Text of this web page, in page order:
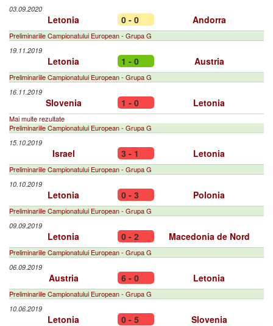
03.09.2020
Letonia 0 - 0 Andorra
Preliminariile Campionatului European - Grupa G
19.11.2019
Letonia 1 - 0 Austria
Preliminariile Campionatului European - Grupa G
16.11.2019
Slovenia 1 - 0 Letonia
Mai multe rezultate
Preliminariile Campionatului European - Grupa G
15.10.2019
Israel 3 - 1 Letonia
Preliminariile Campionatului European - Grupa G
10.10.2019
Letonia 0 - 3 Polonia
Preliminariile Campionatului European - Grupa G
09.09.2019
Letonia 0 - 2 Macedonia de Nord
Preliminariile Campionatului European - Grupa G
06.09.2019
Austria 6 - 0 Letonia
Preliminariile Campionatului European - Grupa G
10.06.2019
Letonia 0 - 5 Slovenia